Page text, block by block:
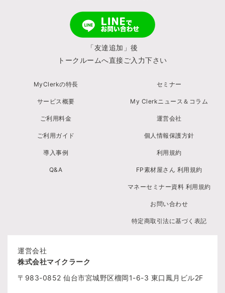
「友達追加」後
トークルームへ直接ご入力下さい
MyClerkの特長
サービス概要
ご利用料金
ご利用ガイド
導入事例
Q&A
セミナー
My Clerkニュース＆コラム
運営会社
個人情報保護方針
利用規約
FP素材屋さん 利用規約
マネーセミナー資料 利用規約
お問い合わせ
特定商取引法に基づく表記
運営会社
株式会社マイクラーク
〒983-0852 仙台市宮城野区榴岡1-6-3 東口鳳月ビル2F